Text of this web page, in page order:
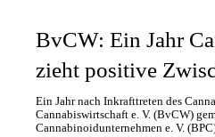
BvCW: Ein Jahr
zieht positive
Ein Jahr nach Inkrafttreten des
Cannabiswirtschaft e. V. (BvCW)
Cannabinoidunternehmen e. V.